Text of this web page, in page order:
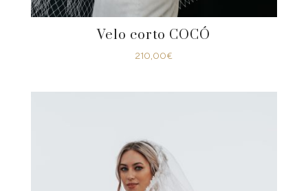
Velo corto COCÓ
210,00€